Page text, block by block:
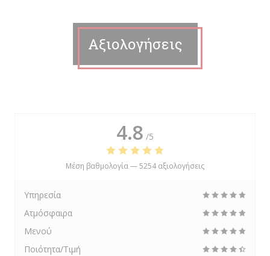
Αξιολογήσεις
4.8 /5
Μέση βαθμολογία —5254 αξιολογήσεις
Υπηρεσία
Ατμόσφαιρα
Μενού
Ποιότητα/Τιμή